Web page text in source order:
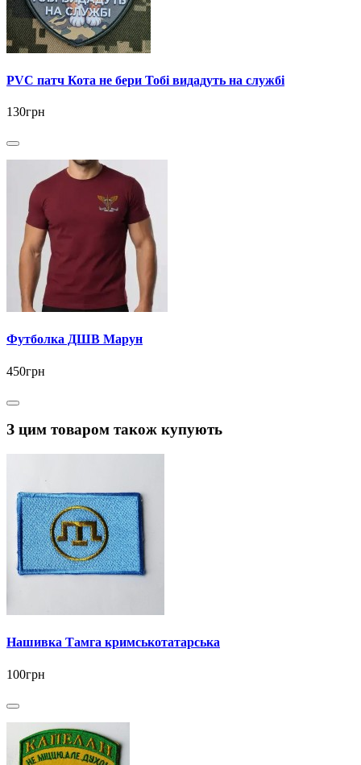
PVC патч Кота не бери Тобі видадуть на службі
130грн
Футболка ДШВ Марун
450грн
З цим товаром також купують
Нашивка Тамга кримськотатарська
100грн